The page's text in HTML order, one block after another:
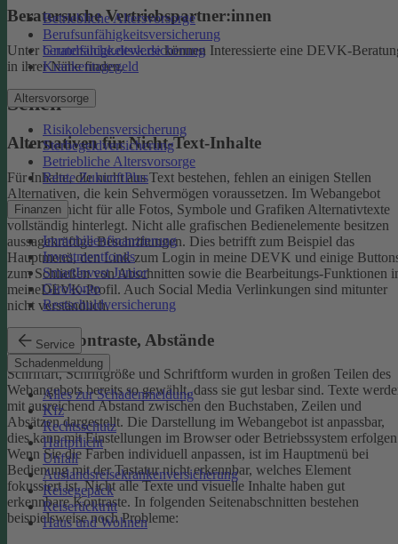
Betriebliche Altersvorsorge
Berufsunfähigkeitsversicherung
Grundfähigkeitsversicherung
Krankentagegeld
Altersvorsorge
Risikolebensversicherung
Sterbegeldversicherung
Betriebliche Altersvorsorge
Rente ZukunftPlus
Finanzen
Immobilienfinanzierung
Investmentfonds
SmartInvest Junior
Girokonto
Restschuldversicherung
Service
Schadenmeldung
Alles zur Schadenmeldung
Kfz
Rechtsschutz
Haftpflicht
Unfall
Auslandsreisekrankenversicherung
Reisegepäck
Reiserücktritt
Haus und Wohnen
Beratersuche Vertriebspartner:innen
Unter beratersuche.devk.dekönnen Interessierte eine DEVK-
in ihrer Nähe finden.
Sehen
Alternativen für Nicht-Text-Inhalte
Für Inhalte, die nicht aus Text bestehen, fehlen an einigen Stellen
Alternativen, die kein Sehvermögen voraussetzen. Im Webangebot
sind noch nicht für alle Fotos, Symbole und Grafiken Alternativtexte
vollständig hinterlegt. Nicht alle grafischen Bedienelemente besitzen
aussagekräftige Beschriftungen. Dies betrifft zum Beispiel das
Hauptmenü, den Link zum Login in meine DEVK und einige
zum Schließen von Abschnitten sowie die Bearbeitungs-Funktionen
meineDEVK-Profil. Auch Social Media Verlinkungen sind mitunter
nicht verständlich.
Schrift, Kontraste, Abstände
Schriftart, Schriftgröße und Schriftform wurden in großen Teilen des
Webangebots bereits so gewählt, dass sie gut lesbar sind. Texte
mit ausreichend Abstand zwischen den Buchstaben, Zeilen und
Absätzen dargestellt. Die Darstellung im Webangebot ist anpassbar,
dies kann mit Einstellungen im Browser oder Betriebssystem
Wenn Sie die Farben individuell anpassen, ist im Hauptmenü bei
Bedienung mit der Tastatur nicht erkennbar, welches Element
fokussiert ist.Nicht alle Texte und visuelle Inhalte haben gut
erkennbare Kontraste. In folgenden Seitenabschnitten bestehen
beispielsweise noch Probleme: